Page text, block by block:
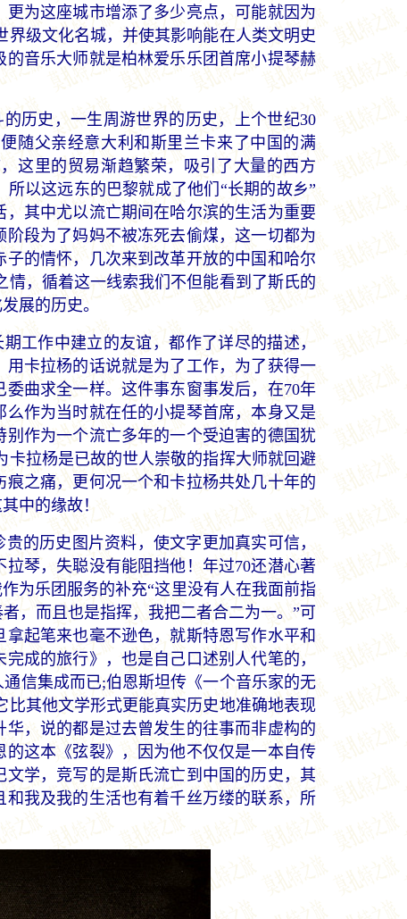
为这座城市增添了多少亮点，可能就因为
级文化名城，并使其影响能在人类文明史
音乐大师就是柏林爱乐乐团首席小提琴赫
历史，一生周游世界的历史，上个世纪30
随父亲经意大利和斯里兰卡来了中国的满
这里的贸易渐趋繁荣，吸引了大量的西方
以这远东的巴黎就成了他们“长期的故乡”
其中尤以流亡期间在哈尔滨的生活为重要
段为了妈妈不被冻死去偷煤，这一切都为
的情怀，几次来到改革开放的中国和哈尔
，循着这一线索我们不但能看到了斯氏的
展的历史。
工作中建立的友谊，都作了详尽的描述，
卡拉杨的话说就是为了工作，为了获得一
曲求全一样。这件事东窗事发后，在70年
作为当时就在任的小提琴首席，本身又是
作为一个流亡多年的一个受迫害的德国犹
拉杨是已故的世人崇敬的指挥大师就回避
之痛，更何况一个和卡拉杨共处几十年的
中的缘故！
的历史图片资料，使文字更加真实可信，
琴，失聪没有能阻挡他！年过70还潜心著
为乐团服务的补充“这里没有人在我面前指
，而且也是指挥，我把二者合二为一。”可
起笔来也毫不逊色，就斯特恩写作水平和
成的旅行》，也是自己口述别人代笔的，
信集成而已;伯恩斯坦传《一个音乐家的无
其他文学形式更能真实历史地准确地表现
，说的都是过去曾发生的往事而非虚构的
这本《弦裂》，因为他不仅仅是一本自传
学，竞写的是斯氏流亡到中国的历史，其
我及我的生活也有着千丝万缕的联系，所